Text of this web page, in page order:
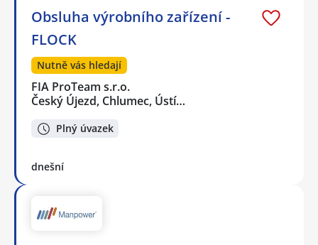
Obsluha výrobního zařízení -
FLOCK
Nutně vás hledají
FIA ProTeam s.r.o.
Český Újezd, Chlumec, Ústí…
Plný úvazek
dnešní